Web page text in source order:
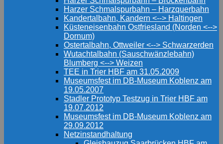
Harzer Schmalspurbahn – Harzquerbahn
Kandertalbahn, Kandern <--> Haltingen
Küsteneisenbahn Ostfriesland (Norden <-->
Dornum)
Ostertalbahn, Ottweiler <--> Schwarzerden
Wutachtalbahn (Sauschwänzlebahn)
Blumberg <--> Weizen
TEE in Trier HBF am 31.05.2009
Museumsfest im DB-Museum Koblenz am
19.05.2007
Stadler Prototyp Testzug in Trier HBF am
19.07.2012
Museumsfest im DB-Museum Koblenz am
29.09.2012
Netzinstandhaltung